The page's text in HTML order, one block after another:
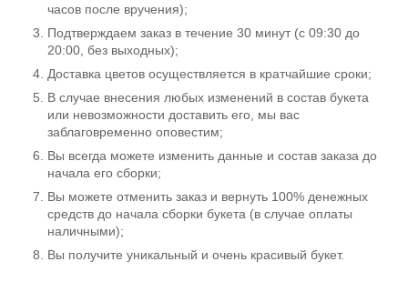
часов после вручения);
Подтверждаем заказ в течение 30 минут (с 09:30 до
20:00, без выходных);
Доставка цветов осуществляется в кратчайшие сроки;
В случае внесения любых изменений в состав букета
или невозможности доставить его, мы вас
заблаговременно оповестим;
Вы всегда можете изменить данные и состав заказа до
начала его сборки;
Вы можете отменить заказ и вернуть 100% денежных
средств до начала сборки букета (в случае оплаты
наличными);
Вы получите уникальный и очень красивый букет.